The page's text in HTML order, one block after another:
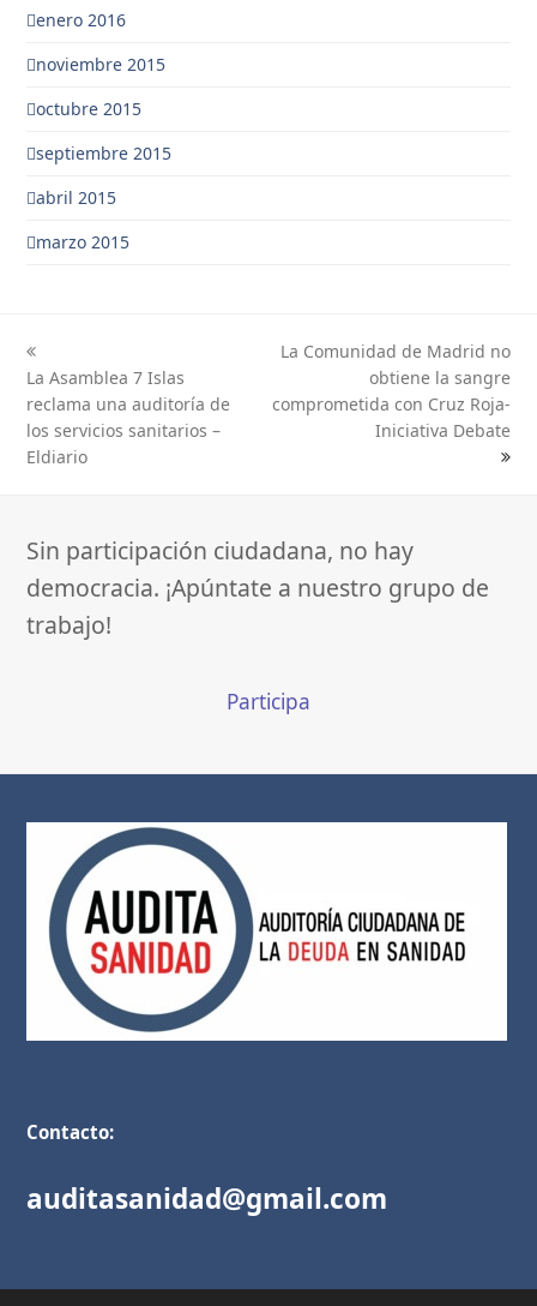
enero 2016
noviembre 2015
octubre 2015
septiembre 2015
abril 2015
marzo 2015
previous
post:
La Asamblea 7 Islas
reclama una auditoría de
los servicios sanitarios –
Eldiario
post:
La Comunidad de Madrid no
obtiene la sangre
comprometida con Cruz Roja-
Iniciativa Debate
Sin participación ciudadana, no hay
democracia. ¡Apúntate a nuestro grupo de
trabajo!
Participa
Contacto:
auditasanidad@gmail.com